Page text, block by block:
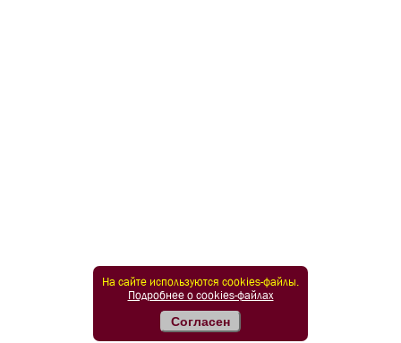
На сайте используются cookies-файлы.
Подробнее о cookies-файлах
Согласен